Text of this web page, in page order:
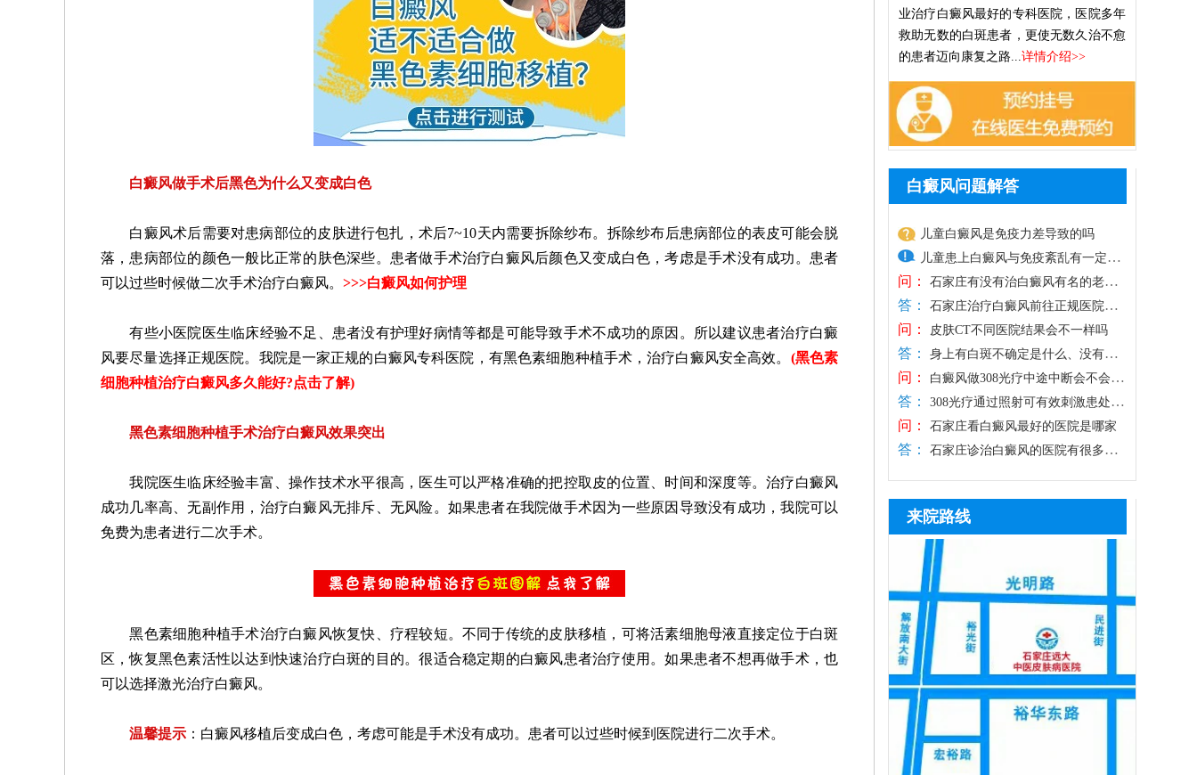
白癜风做手术后黑色为什么又变成白色
白癜风术后需要对患病部位的皮肤进行包扎，术后7~10天内需要拆除纱布。拆除纱布后患病部位的表皮可能会脱
落，患病部位的颜色一般比正常的肤色深些。患者做手术治疗白癜风后颜色又变成白色，考虑是手术没有成功。患者
可以过些时候做二次手术治疗白癜风。 >>>白癜风如何护理
有些小医院医生临床经验不足、患者没有护理好病情等都是可能导致手术不成功的原因。所以建议患者治疗白癜
风要尽量选择正规医院。我院是一家正规的白癜风专科医院，有黑色素细胞种植手术，治疗白癜风安全高效。 (黑色素
细胞种植治疗白癜风多久能好?点击了解)
黑色素细胞种植手术治疗白癜风效果突出
我院医生临床经验丰富、操作技术水平很高，医生可以严格准确的把控取皮的位置、时间和深度等。治疗白癜风
成功几率高、无副作用，治疗白癜风无排斥、无风险。如果患者在我院做手术因为一些原因导致没有成功，我院可以
免费为患者进行二次手术。
黑色素细胞种植手术治疗白癜风恢复快、疗程较短。不同于传统的皮肤移植，可将活素细胞母液直接定位于白斑
区，恢复黑色素活性以达到快速治疗白斑的目的。很适合稳定期的白癜风患者治疗使用。如果患者不想再做手术，也
可以选择激光治疗白癜风。
温馨提示 ：白癜风移植后变成白色，考虑可能是手术没有成功。患者可以过些时候到医院进行二次手术。
业治疗白癜风最好的专科医院，医院多年
救助无数的白斑患者，更使无数久治不愈
的患者迈向康复之路... 详情介绍>>
白癜风问题解答
儿童白癜风是免疫力差导致的吗
儿童患上白癜风与免疫紊乱有一定关
系，通常还会受到其他因素影响，如
暴晒、外伤、化学物质刺激、缺乏微
量元素等。患上白癜风，还需养成健
康生活习惯，规律作息，均衡饮食，
心情舒畅，适度锻炼，平衡免疫功
能，为白斑复色助力。另一方面，要
重视规范治疗，在医生指导下个性化
用药、照光，促进黑色素细胞修复、
肤色渐趋正
问：
家
答：
医生有丰富经验，祛白更有谱。石家庄远
大中医皮肤病医院专攻白斑诊断、治疗、
预防及抗复发，临床接诊量大，分设不同
科室，能治不同部位、类型、人群、时期
的白斑，主张一人一方，临床祛白效果得
到验证。医生治白癜风注重中医调理，为
络，为黑色素细胞修复、再生创造良好的
条件。
问： 皮肤CT不同医院结果会不一样吗
答：
疗方向，需要进行仪器检查。三维皮肤CT
是医院诊断白斑的现代化仪器，能够实时
探测基底层黑色素细胞数目、结构、运动
轨迹等，为白斑诊断提供科学依据。不同
的结果可能存在细微的差异，建议选择正
规医院就诊。比如石家庄远大中医皮肤病
医院，可提供伍德灯、三维皮肤CT
问：
响之前的效果
答：
色素细胞再生、修复皮损，黑色素的生成
与稳定需要持续的疗程积累，规律照光可
谢的良性循环，而突然中断会让激活的细
胞活性回落，色素再生进程停滞，甚至出
现复色色素消退、白斑反复的情况，大幅
增加后续治疗难度与周期。因此患者必须
严格遵从医嘱，长期坚持完整疗程，切
问： 石家庄看白癜风最好的医院是哪家
答：
别，一定要选择具备正规资质的医院就
诊，避免误诊误治加重白斑病情。石家庄
远大深耕白癜风专项诊疗多年，坚持专病
专治，一人一方定制个性化诊疗方案，让
患者治病不走弯路、不花冤枉钱，采用中
西医结合诊疗模式，内外同步修复黑色
素，祛白成效稳定突出。院内收费公开透
明、定
来院路线